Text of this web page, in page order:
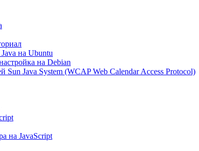
на Ubuntu
на Debian
Sun Java System (WCAP Web Calendar Access Protocol)
на JavaScript